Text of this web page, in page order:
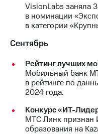
VisionLabs заняла
в номинации
в категории
Сентябрь
Рейтинг лучших
Мобильный банк
в рейтинге по
2024 года.
Конкурс «ИТ-
МТС Линк признан
образования на